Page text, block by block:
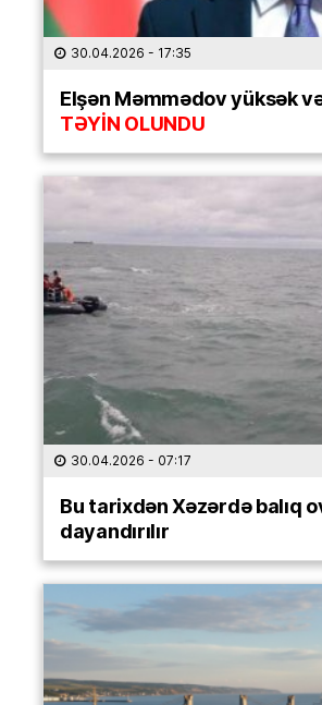
30.04.2026 - 17:35
Elşən Məmmədov yüksək
TƏYİN OLUNDU
30.04.2026 - 07:17
Bu tarixdən Xəzərdə balıq
dayandırılır